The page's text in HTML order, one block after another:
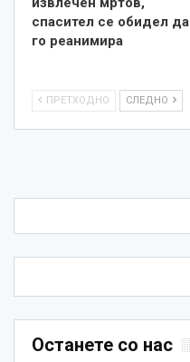
спасител се обидел да
го реанимира
ПРЕТХОДНО СЛЕДНО
Останете со нас